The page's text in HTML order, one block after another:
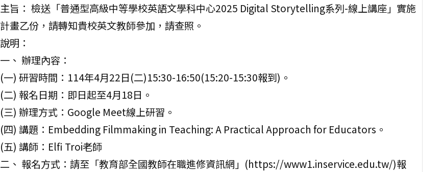
主旨： 檢送「普通型高級中等學校英語文學科中心2025 Digital Storytelling系列-線上講座」實施
計畫乙份，請轉知貴校英文教師參加，請查照。
說明：
一、 辦理內容：
(一) 研習時間：114年4月22日(二)15:30-16:50(15:20-15:30報到)。
(二) 報名日期：即日起至4月18日。
(三) 辦理方式：Google Meet線上研習。
(四) 講題：Embedding Filmmaking in Teaching: A Practical Approach for Educators。
(五) 講師：Elfi Troi老師
二、 報名方式：請至「教育部全國教師在職進修資訊網」(https://www1.inservice.edu.tw/)報